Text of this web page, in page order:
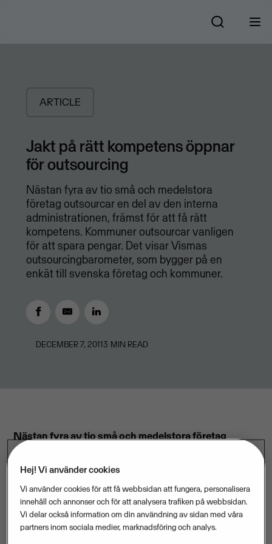
ARTICLE
Jakt på rätt kompetens öppnar
för outsourcing
Nästan fyra av tio små och medelstora
företag outsourcar en del av den interna
administrationen, främst för att få rätt
kompetens. Kommuner outsourcar vanligen
för att spara pengar. Det visar Vismas
outsourcingbarometer, som bygger på en
enkät till svenska företag och kommuner.
DECEMBER 7, 20113 MIN READ
Nästan fyra av tio små och medelstora företag
outsourcar en del av den interna administrationen.
Den främsta orsaken till att företagen lägger ut
verksamheten på andra företag är att rätt kompetens
saknas internt. Kommuner outsourcar vanligen för att
spara pengar. Det visar Vismas
Hej! Vi använder cookies
Vi använder cookies för att få webbsidan att fungera, personalisera
innehåll och annonser och för att analysera trafiken på webbsidan.
Vi delar också information om din användning av sidan med våra
partners inom sociala medier, marknadsföring och analys.